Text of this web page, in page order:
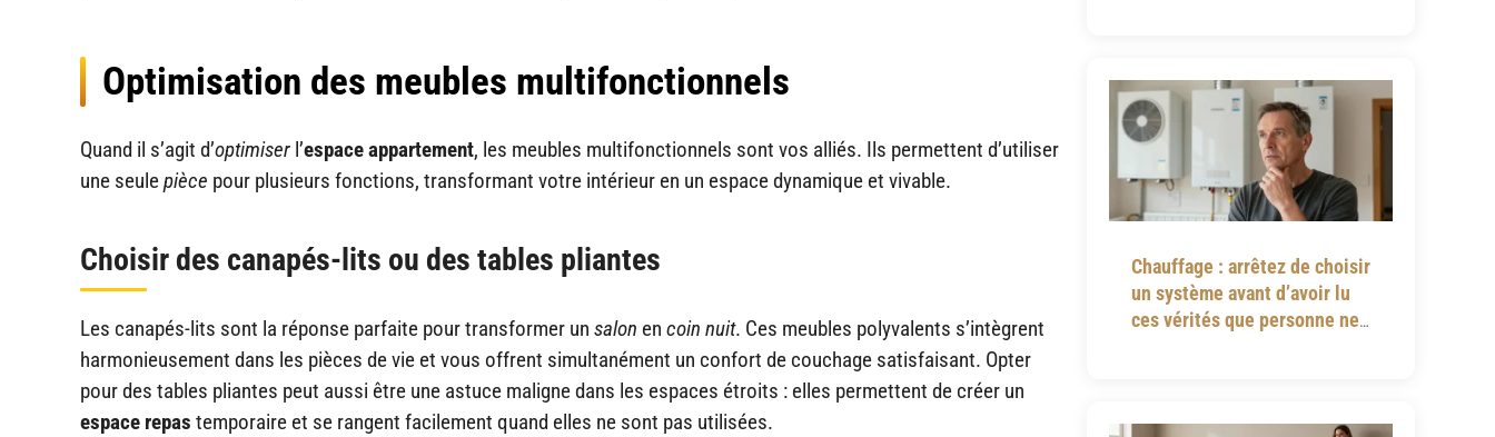
Optimisation des meubles multifonctionnels
Quand il s’agit d’optimiser l’espace appartement, les meubles multifonctionnels sont vos alliés. Ils permettent d’utiliser
une seulepièce pour plusieurs fonctions, transformant votre intérieur en un espace dynamique et vivable.
Choisir des canapés-lits ou des tables pliantes
Les canapés-lits sont la réponse parfaite pour transformer un salon en coin nuit. Ces meubles polyvalents s’intègrent
harmonieusement dans les pièces de vie et vous offrent simultanément un confort de couchage satisfaisant. Opter
pour des tables pliantes peut aussi être une astuce maligne dans les espaces étroits : elles permettent de créer un
espace repas temporaire et se rangent facilement quand elles ne sont pas utilisées.
Chauffage : arrêtez de choisir
un système avant d’avoir lu
ces vérités que personne ne